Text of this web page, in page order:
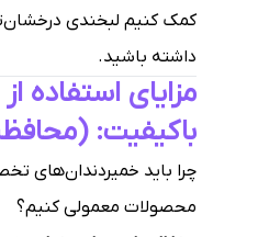
کمک کنیم لبخندی
داشته باشید.
مزایای استفاده
باکیفیت:
چرا باید خمیردندان‌های
محصولات معمولی کنیم؟